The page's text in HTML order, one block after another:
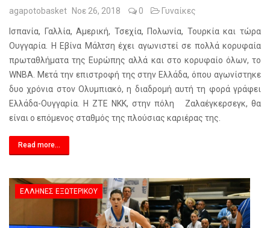
agapotobasket Νοε 26, 2018 0 Γυναίκες
Ισπανία, Γαλλία, Αμερική, Τσεχία, Πολωνία, Τουρκία και τώρα
Ουγγαρία. Η Εβίνα Μάλτση έχει αγωνιστεί σε πολλά κορυφαία
πρωταθλήματα της Ευρώπης αλλά και στο κορυφαίο όλων, το
WNBA. Μετά την επιστροφή της στην Ελλάδα, όπου αγωνίστηκε
δυο χρόνια στον Ολυμπιακό, η διαδρομή αυτή τη φορά γράφει
Ελλάδα-Ουγγαρία. Η ΖΤΕ ΝΚΚ, στην πόλη Ζαλαέγκερσεγκ, θα
είναι ο επόμενος σταθμός της πλούσιας καριέρας της.
Read more...
ΈΛΛΗΝΕΣ ΕΞΩΤΕΡΙΚΟΎ